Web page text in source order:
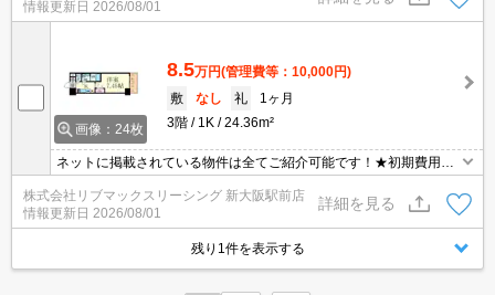
情報更新日 2026/08/01
画像：24枚
8.5万円(管理費等：10,000円)
敷
なし 礼
1ヶ月
3階
1K 24.36m²
ネットに掲載されている物件は全てご紹介可能です！★初期費用ク
レジット決済可能★保証人不要★ご内覧可能です。
株式会社リブマックスリーシング 新大阪駅前店
情報更新日 2026/08/01
詳細を見る
残り1件を表示する